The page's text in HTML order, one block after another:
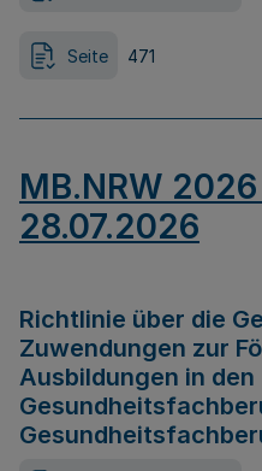
Seite 471
MB.NRW
28.07.2026
Richtlinie über die
Zuwendungen zur
Ausbildungen in den